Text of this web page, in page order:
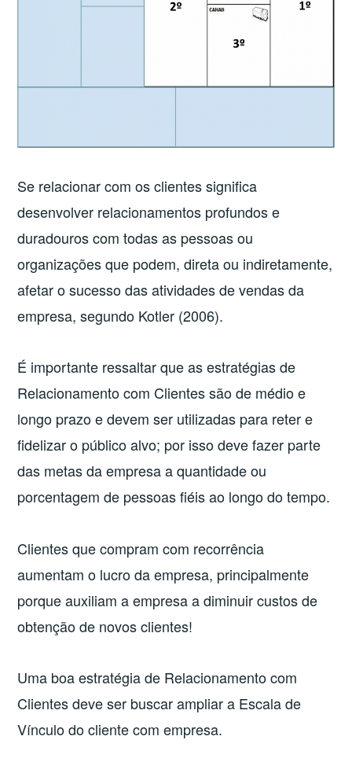
Se relacionar com os clientes significa
desenvolver relacionamentos profundos e
duradouros com todas as pessoas ou
organizações que podem, direta ou indiretamente,
afetar o sucesso das atividades de vendas da
empresa, segundo Kotler (2006).
É importante ressaltar que as estratégias de
Relacionamento com Clientes são de médio e
longo prazo e devem ser utilizadas para reter e
fidelizar o público alvo; por isso deve fazer parte
das metas da empresa a quantidade ou
porcentagem de pessoas fiéis ao longo do tempo.
Clientes que compram com recorrência
aumentam o lucro da empresa, principalmente
porque auxiliam a empresa a diminuir custos de
obtenção de novos clientes!
Uma boa estratégia de Relacionamento com
Clientes deve ser buscar ampliar a Escala de
Vínculo do cliente com empresa.